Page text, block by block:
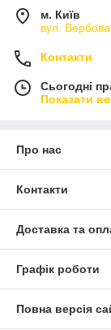
м. Київ
вул.
Контакти
Сьогодні
Показати
Про нас
Контакти
Доставка та
Графік роботи
Повна версія